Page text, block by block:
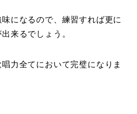
になるので、練習すれば更に
来るでしょう。
力全てにおいて完璧になりま